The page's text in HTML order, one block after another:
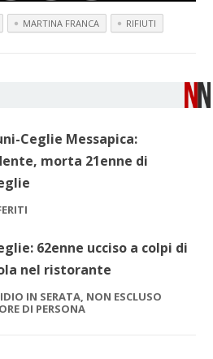
MARTINA FRANCA RIFIUTI
Ceglie Messapica:
morta 21enne di
62enne ucciso a colpi di
nel ristorante
IN SERATA, NON ESCLUSO
DI PERSONA